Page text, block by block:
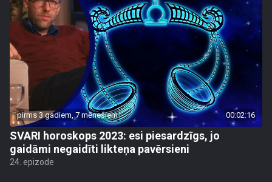
pirms 3 gadiem, 7 mēnešiem 00:02:16
SVARI horoskops 2023: esi piesardzīgs, jo
gaidāmi negaidīti likteņa pavērsieni
24. epizode